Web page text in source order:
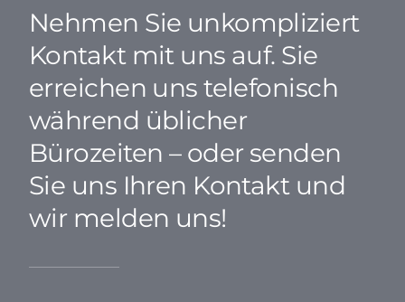
Nehmen Sie unkompliziert
Kontakt mit uns auf. Sie
erreichen uns telefonisch
während üblicher
Bürozeiten – oder senden
Sie uns Ihren Kontakt und
wir melden uns!